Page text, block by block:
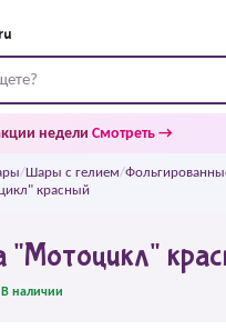
недели Смотреть →
/Шары с гелием/
красный
"Мотоцикл"
наличии